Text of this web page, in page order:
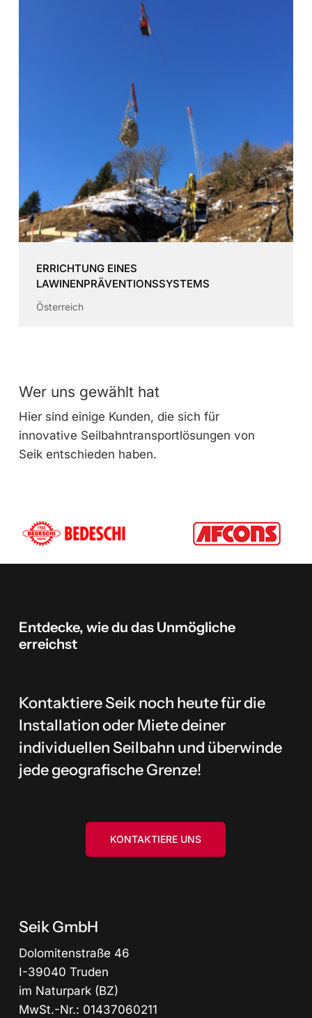
ERRICHTUNG EINES
LAWINENPRÄVENTIONSSYSTEMS
Österreich
Wer uns gewählt hat
Hier sind einige Kunden, die sich für
innovative Seilbahntransportlösungen von
Seik entschieden haben.
Entdecke, wiedu das Unmögliche
erreichst
Kontaktiere Seik noch heute für die
Installation oder Miete deiner
individuellen Seilbahn und überwinde
jede geografische Grenze!
KONTAKTIERE UNS
Seik GmbH
Dolomitenstraße 46
I-39040 Truden
im Naturpark (BZ)
MwSt.-Nr.: 01437060211